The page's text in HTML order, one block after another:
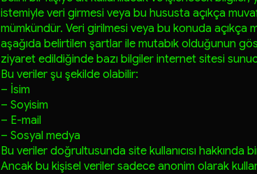
istemiyle veri girmesi veya bu hususta açıkça
mümkündür. Veri girilmesi veya bu konuda açıkça
aşağıda belirtilen şartlar ile mutabık olduğunun
ziyaret edildiğinde bazı bilgiler internet sitesi
Bu veriler şu şekilde olabilir:
– İsim
– Soyisim
– E-mail
– Sosyal medya
Bu veriler doğrultusunda site kullanıcısı hakkında
Ancak bu kişisel veriler sadece anonim olarak